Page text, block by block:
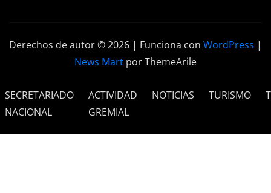
Derechos de autor © 2026 | Funciona con WordPress |
News Mart por ThemeArile
SECRETARIADO
NACIONAL
ACTIVIDAD
GREMIAL
NOTICIAS TURISMO